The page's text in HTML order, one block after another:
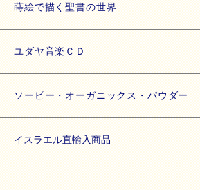
蒔絵で描く聖書の世界
ユダヤ音楽ＣＤ
ソーピー・オーガニックス・パウダー
イスラエル直輸入商品